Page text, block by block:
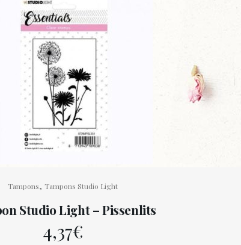
Tampons, Tampons Studio Light
Studio Light – Pissenlits
4,37€